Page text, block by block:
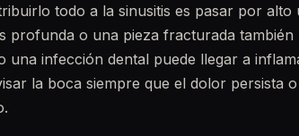
todo a la sinusitis es pasar por
profunda o una pieza fracturada
una infección dental puede llegar a
la boca siempre que el dolor persista